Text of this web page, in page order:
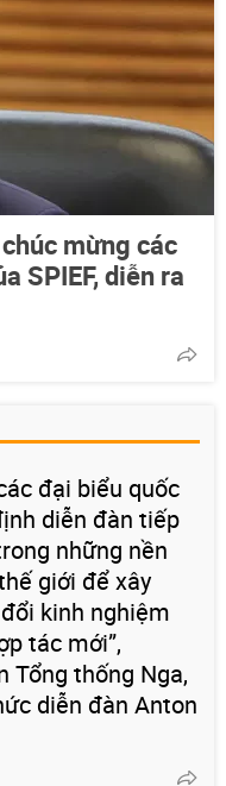
mừng các
SPIEF, diễn ra
đại biểu quốc
diễn đàn tiếp
những nền
giới để xây
kinh nghiệm
tác mới”,
Tổng thống Nga,
diễn đàn Anton